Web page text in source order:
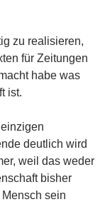
zu realisieren,
für Zeitungen
habe was
ist.
deutlich wird
weil das weder
bisher
sein